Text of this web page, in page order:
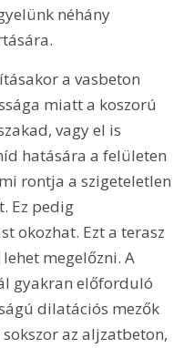
néhány
a vasbeton
miatt a koszorú
vagy el is
hatására a felületen
rontja a szigeteletlen
Ez pedig
okozhat. Ezt a terasz
megelőzni. A
gyakran előforduló
dilatációs mezők
az aljzatbeton,